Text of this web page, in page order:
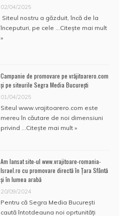
02/04/2025
Siteul nostru a găzduit, încă de la
începuturi, pe cele …Citește mai mult
»
Campanie de promovare pe vrăjitoarero.com
și pe siteurile Segra Media București
01/04/2025
Siteul www.vrajitoarero.com este
mereu în căutare de noi dimensiuni
privind …Citește mai mult »
Am lansat site-ul www.vrajitoare-romania-
Israel.ro cu promovare directă în Țara Sfântă
și în lumea arabă
20/09/2024
Pentru că Segra Media București
caută întotdeauna noi oprtunități